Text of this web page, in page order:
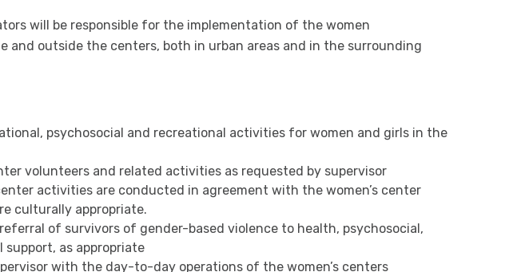
will be responsible for the implementation of the women
and outside the centers, both in urban areas and in the surrounding
psychosocial and recreational activities for women and girls in the
volunteers and related activities as requested by supervisor
activities are conducted in agreement with the women’s center
culturally appropriate.
of survivors of gender-based violence to health, psychosocial,
support, as appropriate
with the day-to-day operations of the women’s centers